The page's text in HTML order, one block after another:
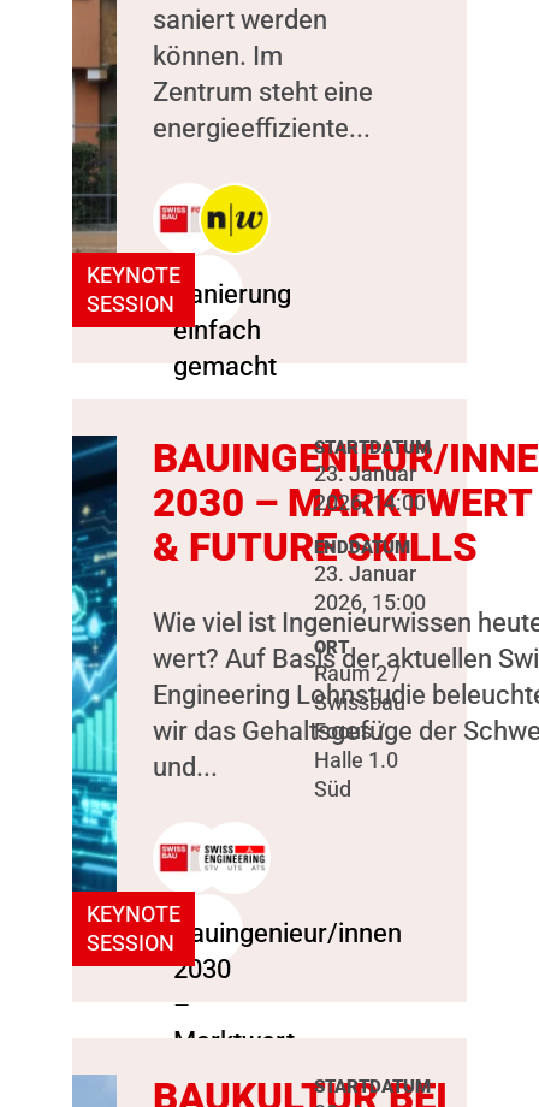
KEYNOTE
SESSION
saniert werden
können. Im
Zentrum steht eine
energieeffiziente...
KEYNOTE
SESSION
BAUINGENIEUR/
2030 – MARKTWERT
& FUTURE SKILLS
Wie viel ist Ingenieurwissen
wert? Auf Basis der aktuellen
Engineering Lohnstudie
wir das Gehaltsgefüge der
und...
STARTDATUM
23. Januar
2026, 14:00
ENDDATUM
23. Januar
2026, 15:00
ORT
Raum 2 /
Swissbau
Focus /
Halle 1.0
Süd
BAUKULTUR BEI
STARTDATUM